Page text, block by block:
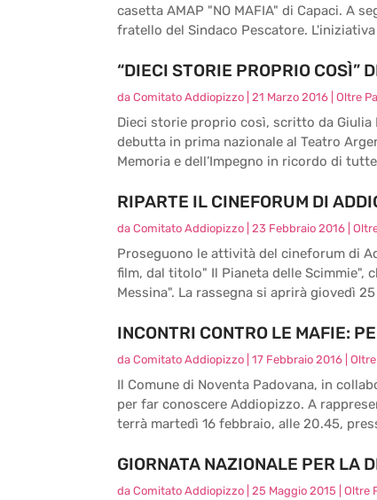
casetta AMAP "NO MAFIA" di Capaci. A
fratello del Sindaco Pescatore.
“DIECI STORIE PROPRIO COSÌ”
da Comitato Addiopizzo 21 Marzo 2016 Oltre
Dieci storie proprio così, scritto da Giulia
debutta in prima nazionale al Teatro
Memoria e dell’Impegno in ricordo di
RIPARTE IL CINEFORUM DI
da Comitato Addiopizzo 23 Febbraio 2016
Proseguono le attività del cineforum di
film, dal titolo" Il Pianeta delle Scimmie",
Messina". La rassegna si aprirà giovedì
INCONTRI CONTRO LE MAFIE:
da Comitato Addiopizzo 17 Febbraio 2016
Il Comune di Noventa Padovana, in
per far conoscere Addiopizzo. A
terrà martedì 16 febbraio, alle 20.45,
GIORNATA NAZIONALE PER LA
da Comitato Addiopizzo 25 Maggio 2015 Oltre